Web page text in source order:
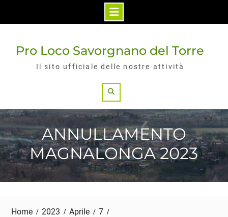
contentPro Loco Savorgnano del Torre
Il sito ufficiale delle nostre attività
ANNULLAMENTO
MAGNALONGA 2023
Home 2023 Aprile
7